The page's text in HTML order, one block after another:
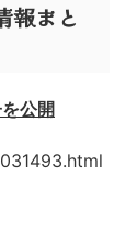
報まと
公開